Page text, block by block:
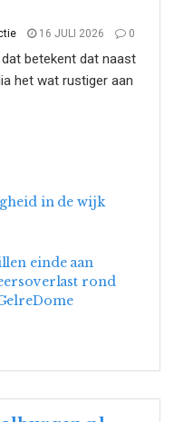
16 JULI 2026 0
betekent dat naast
het wat rustiger aan
in de wijk
einde aan
rond